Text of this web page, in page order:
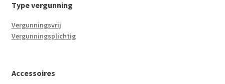
Type vergunning
Vergunningsvrij
Vergunningsplichtig
Accessoires